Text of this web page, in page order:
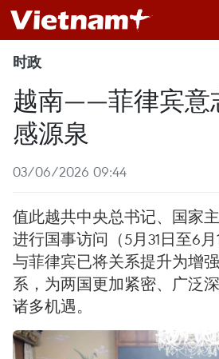
时政
越南——菲律宾意
感源泉
03/06/2026 09:44
值此越共中央总书记、国家
进行国事访问（5月31日至6
与菲律宾已将关系提升为增
系，为两国更加紧密、广泛
诸多机遇。